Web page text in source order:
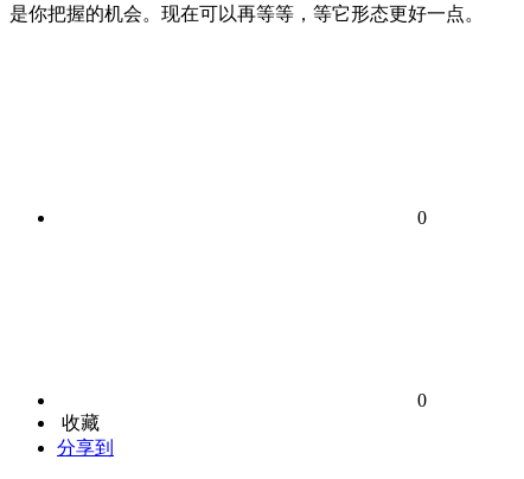
是你把握的机会。现在可以再等等，等它形态更好一点。
0
0
收藏
分享到